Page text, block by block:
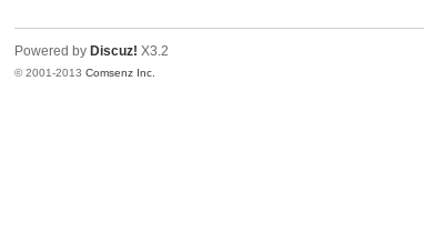
Powered by Discuz! X3.2
© 2001-2013Comsenz Inc.